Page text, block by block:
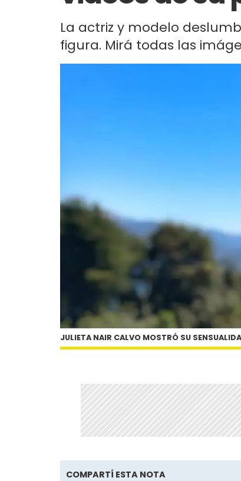
La actriz y modelo
figura. Mirá todas las
JULIETA NAIR CALVO MOSTRÓ SU
COMPARTÍ ESTA NOTA